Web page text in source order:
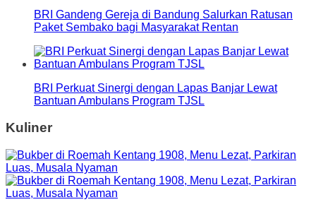
BRI Gandeng Gereja di Bandung Salurkan Ratusan
Paket Sembako bagi Masyarakat Rentan
BRI Perkuat Sinergi dengan Lapas Banjar Lewat
Bantuan Ambulans Program TJSL
Kuliner